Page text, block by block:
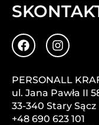
PERSONALL
ul. Jana Pawła II
33-340 Stary Sącz
+48 690 623 101